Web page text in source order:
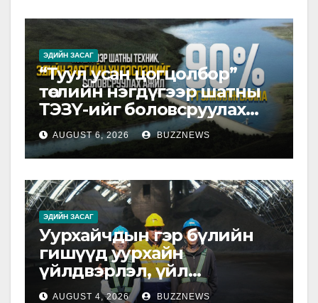
ЭДИЙН ЗАСАГ
“Туул усан цогцолбор”
төслийн нэгдүгээр шатны
ТЭЗҮ-ийг боловсруулах
ажил 90 хувийн
гүйцэтгэлтэй байна
AUGUST 6, 2026 BUZZNEWS
ЭДИЙН ЗАСАГ
Уурхайчдын гэр бүлийн
гишүүд уурхайн
үйлдвэрлэл, үйл
ажиллагаатай танилцлаа
AUGUST 4, 2026 BUZZNEWS